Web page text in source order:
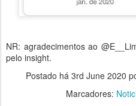
NR: agradecimentos ao
pelo insight.
Postado há 3rd June 2020
Marcadores: